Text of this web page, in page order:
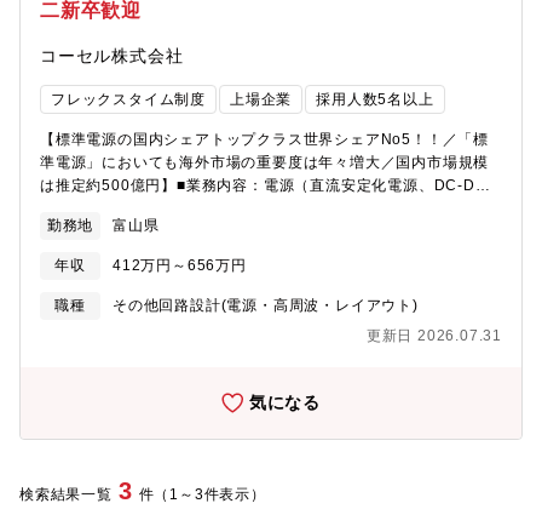
の解消、生産性の向上などのニーズの需要があり、世界の生産現
有、海外拠点も32カ所と多く、グローバルに活躍の場を広げてい
ます
二新卒歓迎
コーセル株式会社
フレックスタイム制度 上場企業 採用人数5名以上
【標準電源の国内シェアトップクラス世界シェアNo5！！／「標
準電源」においても海外市場の重要度は年々増大／国内市場規模
は推定約500億円】■業務内容：電源（直流安定化電源、DC-DC
す。■2～4名のグループで一つのプロジェクトに取り組みます。■
設計業務は電子回路設計のほか機構設計も行います。■設計→試作
→評価といった、一連のフローを担当していきます。※開発部は
新製品開発課・顧客担当課で分かれます。〇新製品開発課：タイ
でのニーズヒアリングから部品評価、クレーム対応など幅広くご
す。【組織構成】開発部門は7部署（200名程）で構成されており
ます。職場の雰囲気ですが、若手スタッフも多く、活気が溢れて
おり、先輩後輩と関係なく仲の良い職場です。■商材について当社
機器装置ノイズフィルタ」を開発・製造・販売するメーカーで
勤務地 富山県
年収 412万円～656万円
職種
その他回路設計(電源・高周波・レイアウト)
更新日 2026.07.31
気になる
検索結果一覧 3 件（1～3件表示）